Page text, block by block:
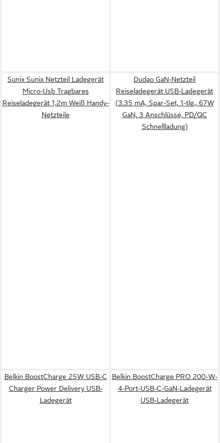
Sunix Sunix Netzteil Ladegerät
Micro-Usb Tragbares
Reiseladegerät 1,2m Weiß Handy-
Netzteile
Dudao GaN-Netzteil
Reiseladegerät USB-Ladegerät
(3.35 mA, Spar-Set, 1-tlg., 67W
GaN, 3 Anschlüsse, PD/QC
Schnellladung)
Belkin BoostCharge 25W USB-C
Charger Power Delivery USB-
Ladegerät
Belkin BoostCharge PRO 200-W-
4-Port-USB-C-GaN-Ladegerät
USB-Ladegerät